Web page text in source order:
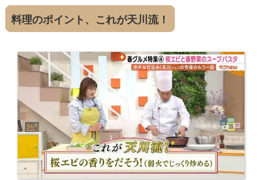
料理のポイント、これが天川流！